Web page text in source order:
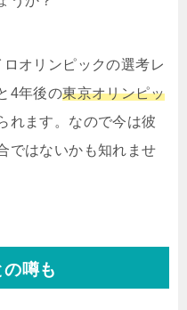
オリンピックの選考レ
4年後の東京オリンピッ
れます。なので今は彼
ではないかも知れませ
噂も